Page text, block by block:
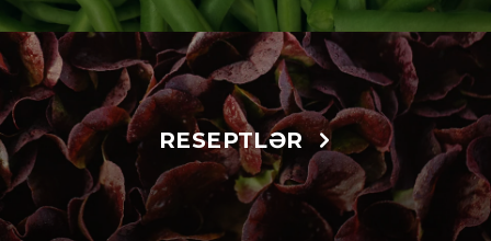
RESEPTLƏR